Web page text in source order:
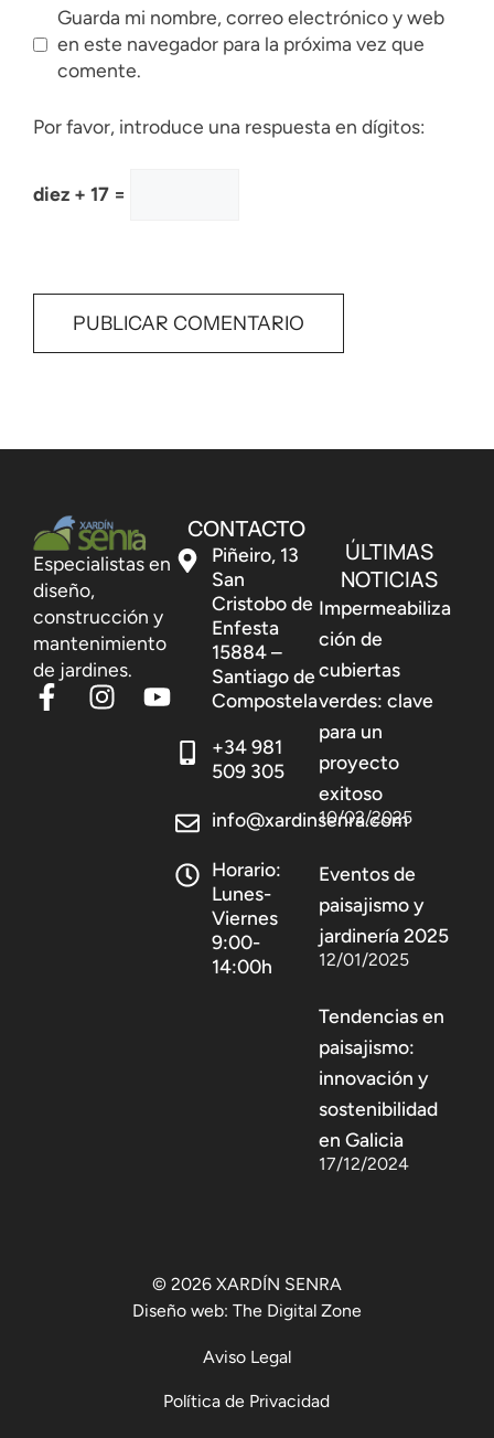
Guarda mi nombre, correo electrónico y web
en este navegador para la próxima vez que
comente.
Por favor, introduce una respuesta en dígitos:
diez + 17 =
Especialistas en
diseño,
construcción y
mantenimiento
de jardines.
CONTACTO
Piñeiro, 13
San
Cristobo de
Enfesta
15884 –
Santiago de
Compostela
+34 981
509 305
info@xardinsenra.com
Horario:
Lunes-
Viernes
9:00-
14:00h
ÚLTIMAS
NOTICIAS
Impermeabiliza
ción de
cubiertas
verdes: clave
para un
proyecto
exitoso
10/02/2025
Eventos de
paisajismo y
jardinería 2025
12/01/2025
Tendencias en
paisajismo:
innovación y
sostenibilidad
en Galicia
17/12/2024
© 2026 XARDÍN SENRA
Diseño web: The Digital Zone
Aviso Legal
Política de Privacidad